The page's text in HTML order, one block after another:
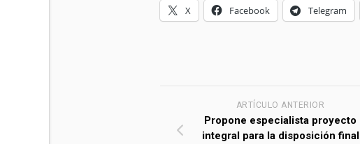
X Facebook Telegram
ARTÍCULO ANTERIOR
Propone especialista proyecto
integral para la disposición final